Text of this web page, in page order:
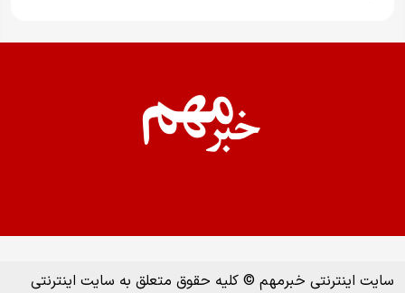
سایت اینترنتی خبرمهم © کلیه حقوق متعلق به سایت اینترنتی